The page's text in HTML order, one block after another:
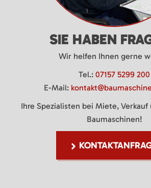
SIE HABEN
Wir helfen Ihnen gerne
Tel.: 07157 5299 200
E-Mail:
Ihre Spezialisten bei Miete, Verkauf
Baumaschinen!